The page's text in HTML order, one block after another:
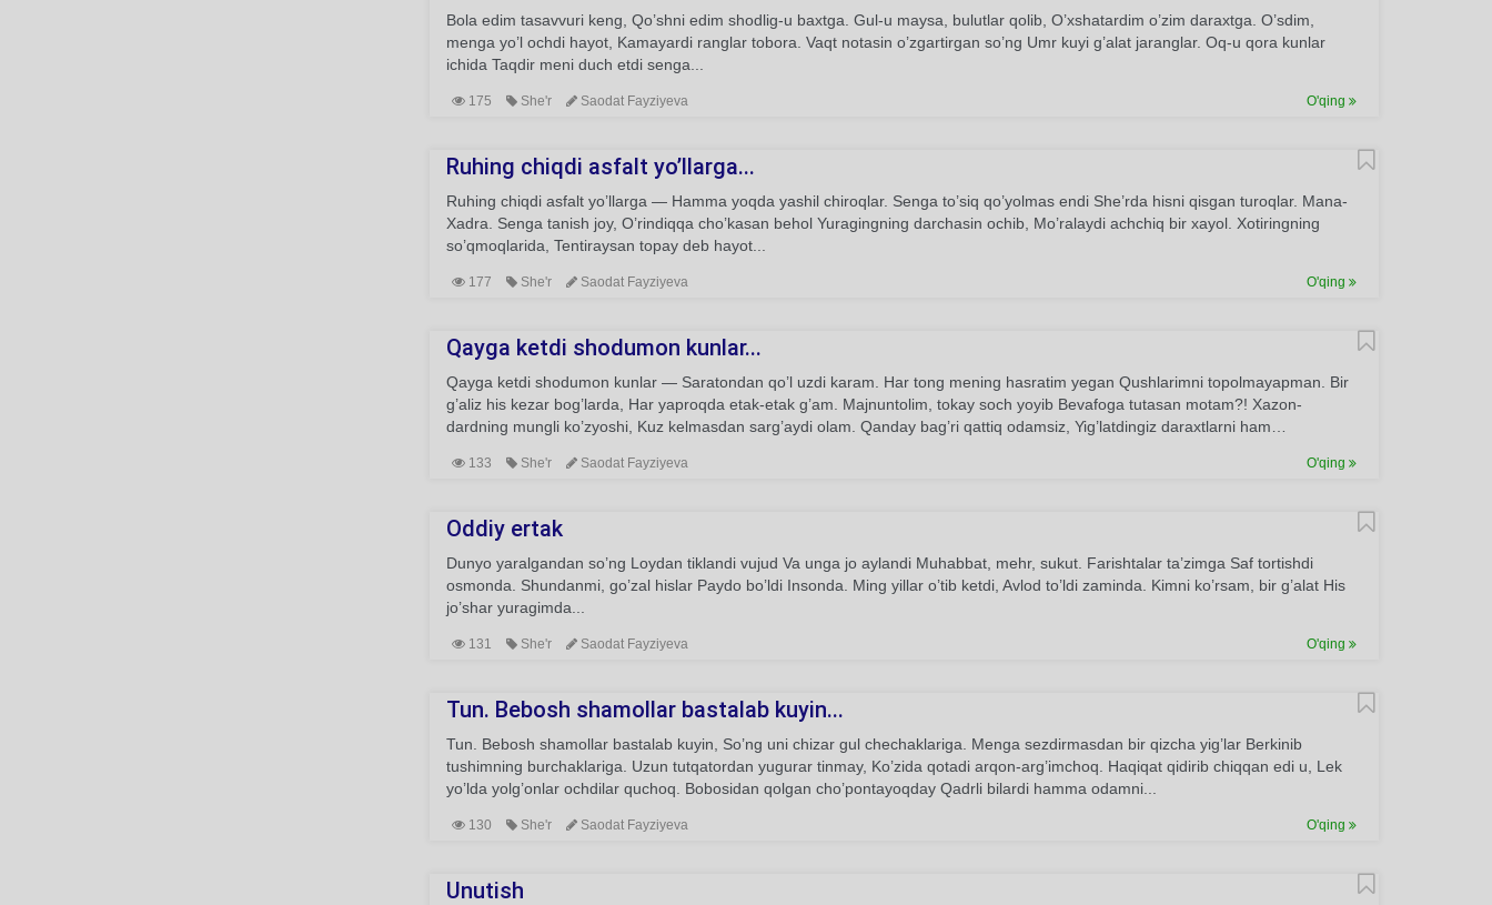
Bola edim tasavvuri keng, Qo’shni edim shodlig-u baxtga. Gul-u maysa, bulutlar qolib, O’xshatardim o’zim daraxtga. O’sdim,
menga yo’l ochdi hayot, Kamayardi ranglar tobora. Vaqt notasin o’zgartirgan so’ng Umr kuyi g’alat jaranglar. Oq-u qora kunlar
ichida Taqdir meni duch etdi senga...
175 She'r Saodat Fayziyeva O'qing
Ruhing chiqdi asfalt yo’llarga...
Ruhing chiqdi asfalt yo’llarga — Hamma yoqda yashil chiroqlar. Senga to’siq qo’yolmas endi She’rda hisni qisgan turoqlar. Mana-
Xadra. Senga tanish joy, O’rindiqqa cho’kasan behol Yuragingning darchasin ochib, Mo’ralaydi achchiq bir xayol. Xotiringning
so’qmoqlarida, Tentiraysan topay deb hayot...
177 She'r Saodat Fayziyeva O'qing
Qayga ketdi shodumon kunlar...
Qayga ketdi shodumon kunlar — Saratondan qo’l uzdi karam. Har tong mening hasratim yegan Qushlarimni topolmayapman. Bir
g’aliz his kezar bog’larda, Har yaproqda etak-etak g’am. Majnuntolim, tokay soch yoyib Bevafoga tutasan motam?! Xazon-
dardning mungli ko’zyoshi, Kuz kelmasdan sarg’aydi olam. Qanday bag’ri qattiq odamsiz, Yig’latdingiz daraxtlarni ham…
133 She'r Saodat Fayziyeva O'qing
Oddiy ertak
Dunyo yaralgandan so’ng Loydan tiklandi vujud Va unga jo aylandi Muhabbat, mehr, sukut. Farishtalar ta’zimga Saf tortishdi
osmonda. Shundanmi, go’zal hislar Paydo bo’ldi Insonda. Ming yillar o’tib ketdi, Avlod to’ldi zaminda. Kimni ko’rsam, bir g’alat His
jo’shar yuragimda...
131 She'r Saodat Fayziyeva O'qing
Tun. Bebosh shamollar bastalab kuyin...
Tun. Bebosh shamollar bastalab kuyin, So’ng uni chizar gul chechaklariga. Menga sezdirmasdan bir qizcha yig’lar Berkinib
tushimning burchaklariga. Uzun tutqatordan yugurar tinmay, Ko’zida qotadi arqon-arg’imchoq. Haqiqat qidirib chiqqan edi u, Lek
yo’lda yolg’onlar ochdilar quchoq. Bobosidan qolgan cho’pontayoqday Qadrli bilardi hamma odamni...
130 She'r Saodat Fayziyeva O'qing
Unutish